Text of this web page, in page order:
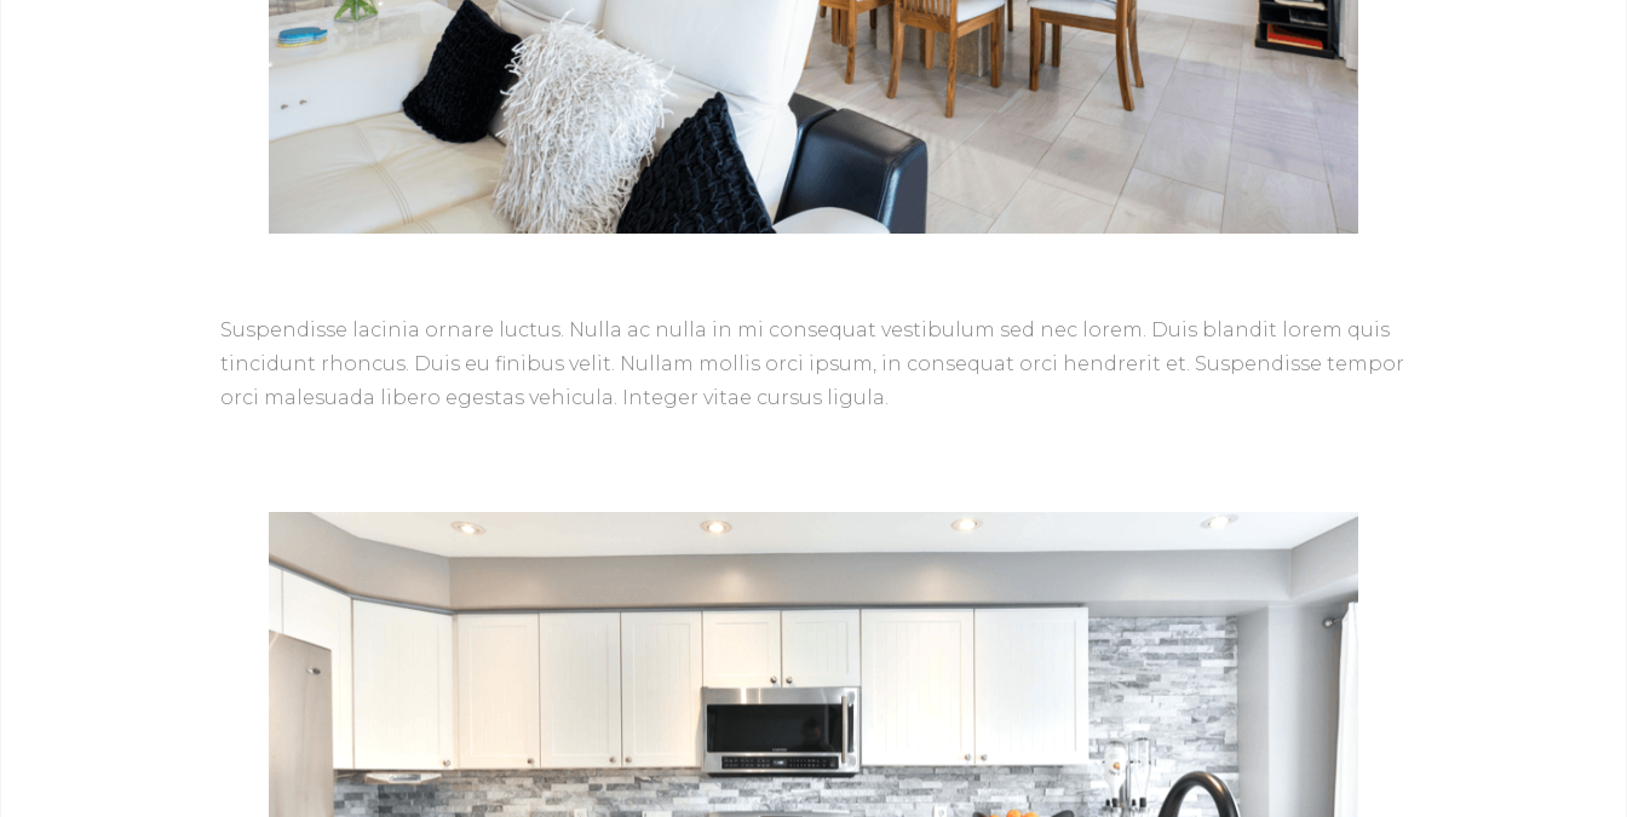
Suspendisse lacinia ornare luctus. Nulla ac nulla in mi consequat vestibulum sed nec lorem. Duis blandit lorem quis
tincidunt rhoncus. Duis eu finibus velit. Nullam mollis orci ipsum, in consequat orci hendrerit et. Suspendisse tempor
orci malesuada libero egestas vehicula. Integer vitae cursus ligula.